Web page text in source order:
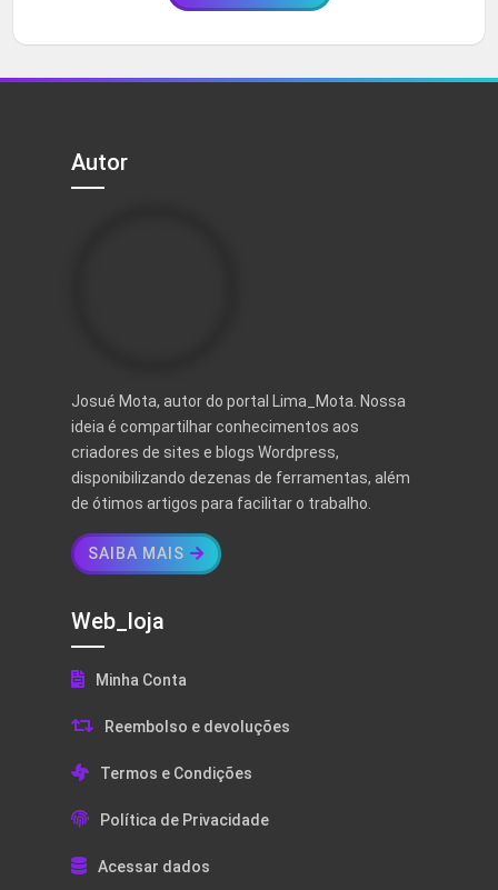
Autor
Josué Mota, autor do portal Lima_Mota. Nossa
ideia é compartilhar conhecimentos aos
criadores de sites e blogs Wordpress,
disponibilizando dezenas de ferramentas, além
de ótimos artigos para facilitar o trabalho.
SAIBA MAIS
Web_loja
Minha Conta
Reembolso e devoluções
Termos e Condições
Política de Privacidade
Acessar dados